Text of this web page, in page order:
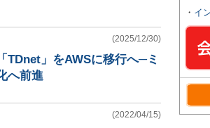
(2025/12/30)
TDnet」をAWSに移行へ─ミ
へ前進
(2022/04/15)
・ イ